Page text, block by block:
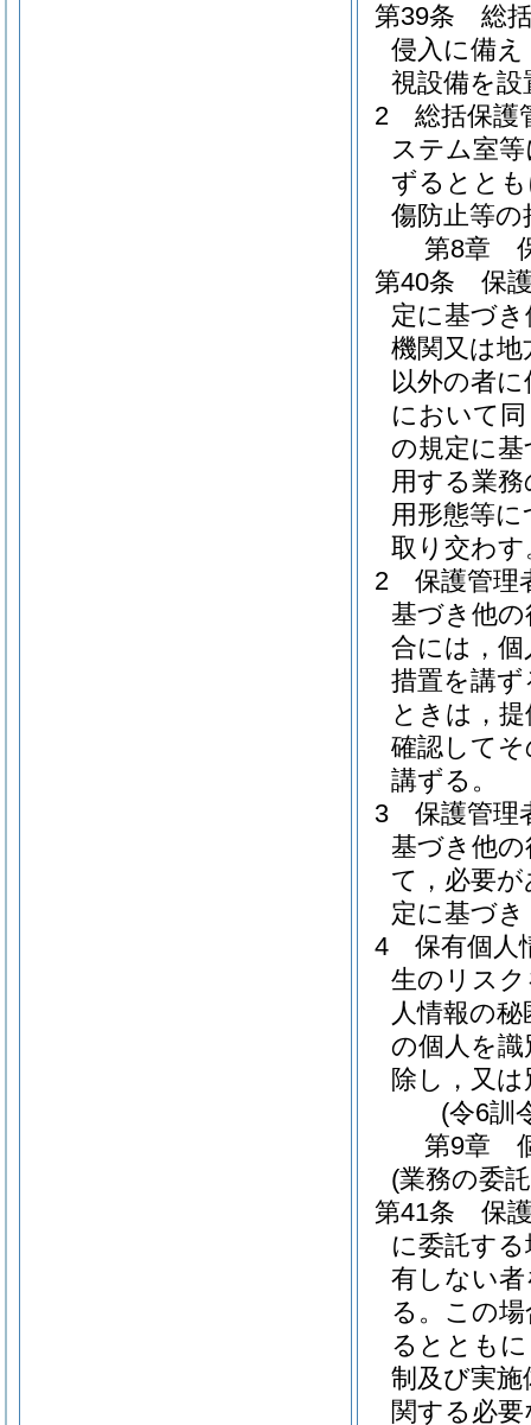
第39条
総
侵入に備
視設備を
2
総括保護
ステム室
ずるとと
傷防止等
第8章
第40条
保
定に基づ
機関又は地
以外の者
において
の規定に
用する業
用形態等
取り交わす
2
保護管理
基づき他
合には，個
措置を講
ときは，
確認して
講ずる。
3
保護管理
基づき他
て，必要
定に基づき
4
保有個人
生のリス
人情報の
の個人を
除し，又
(令6訓
第9章
(業務の委
第41条
保
に委託す
有しない
る。 この
るととも
制及び実
関する必